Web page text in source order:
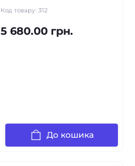
Код товару: 312
5 680.00 грн.
До кошика